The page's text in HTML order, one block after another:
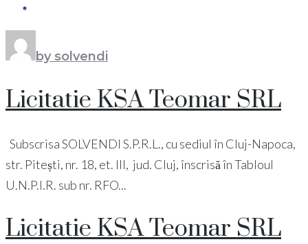
by solvendi
Licitatie KSA Teomar SRL
Subscrisa SOLVENDI S.P.R.L., cu sediul în Cluj-Napoca,
str. Pitești, nr. 18, et. III, jud. Cluj, înscrisă în Tabloul
U.N.P.I.R. sub nr. RFO...
Licitatie KSA Teomar SRL